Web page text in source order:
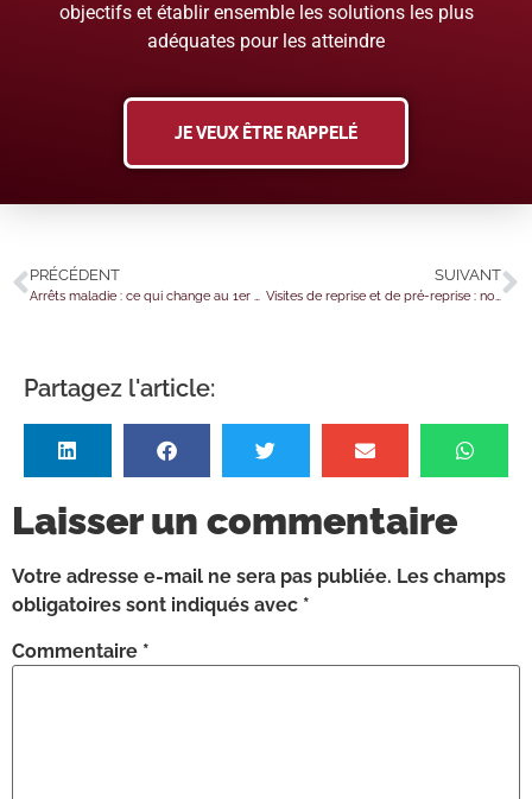
objectifs et établir ensemble les solutions les plus
adéquates pour les atteindre
JE VEUX ÊTRE RAPPELÉ
PRÉCÉDENT SUIVANT
Partagez l'article:
Laisser un commentaire
Votre adresse e-mail ne sera pas publiée. Les champs
obligatoires sont indiqués avec *
Commentaire *